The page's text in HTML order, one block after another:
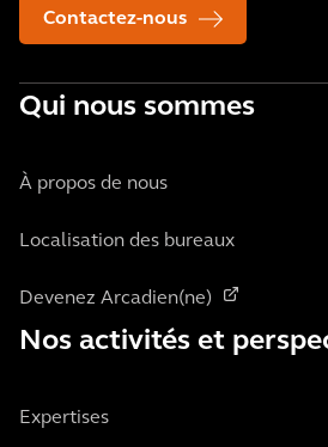
Contactez-nous
Qui nous sommes
À propos de nous
Localisation des bureaux
Devenez Arcadien(ne)
Nos activités et
Expertises